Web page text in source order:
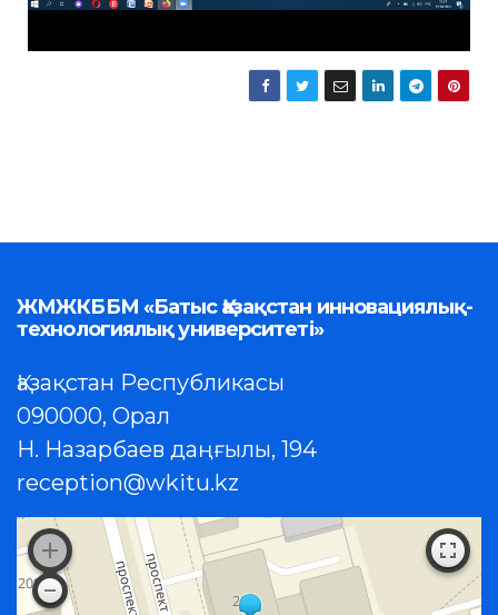
ЖМЖКББМ «Батыс Қазақстан инновациялық-
технологиялық университеті»
Қазақстан Республикасы
090000, Орал
Н. Назарбаев даңғылы, 194
reception@wkitu.kz